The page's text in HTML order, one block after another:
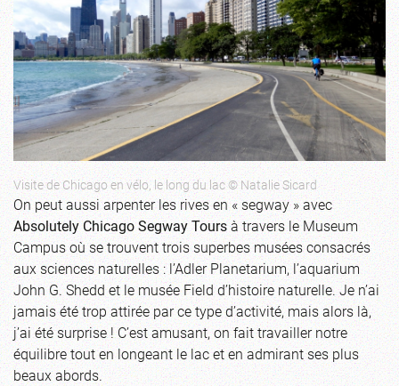
Visite de Chicago en vélo, le long du lac © Natalie Sicard
On peut aussi arpenter les rives en « segway » avec
Absolutely Chicago Segway Toursà travers le Museum
Campus où se trouvent trois superbes musées consacrés
aux sciences naturelles : l’Adler Planetarium, l’aquarium
John G. Shedd et le musée Field d’histoire naturelle. Je n’ai
jamais été trop attirée par ce type d’activité, mais alors là,
j’ai été surprise ! C’est amusant, on fait travailler notre
équilibre tout en longeant le lac et en admirant ses plus
beaux abords.